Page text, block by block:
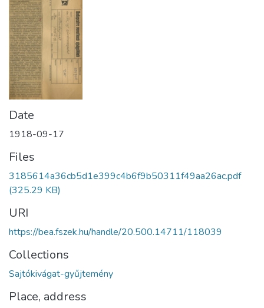
Date
1918-09-17
Files
3185614a36cb5d1e399c4b6f9b50311f49aa26ac.pdf
(325.29 KB)
URI
https://bea.fszek.hu/handle/20.500.14711/118039
Collections
Sajtókivágat-gyűjtemény
Place, address